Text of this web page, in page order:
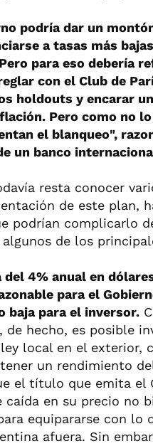
podría dar un
a tasas más
para eso debería
con el Club de
holdouts y encarar
Pero como no
el blanqueo",
un banco
resta conocer
de este plan,
podrían complicarlo
algunos de los
del 4% anual en
para el
baja para el inversor.
de hecho, es posible
local en el exterior,
un rendimiento
el título que emita el
caída en su precio no
equipararse con lo
afuera. Sin